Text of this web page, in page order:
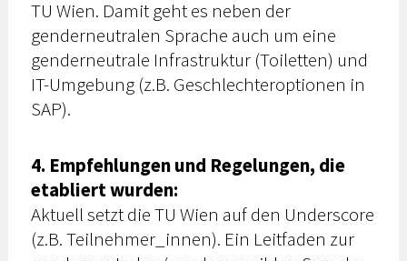
TU Wien. Damit geht es neben der
genderneutralen Sprache auch um eine
genderneutrale Infrastruktur (Toiletten) und
IT-Umgebung (z.B. Geschlechteroptionen in
SAP).
4. Empfehlungen und Regelungen, die
etabliert wurden:
Aktuell setzt die TU Wien auf den Underscore
(z.B. Teilnehmer_innen). Ein Leitfaden zur